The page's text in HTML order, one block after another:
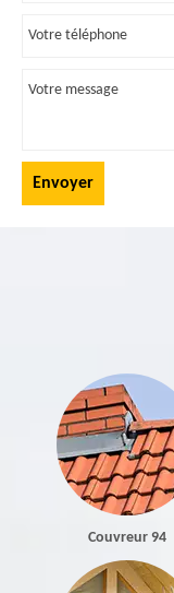
Couvreur 94